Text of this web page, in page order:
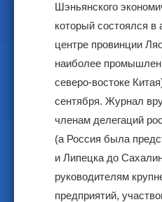
Шэньянского
который состоялся в
центре провинции
наиболее
северо-востоке
сентября. Журнал
членам делегаций
(а Россия была
и Липецка до
руководителям
предприятий,